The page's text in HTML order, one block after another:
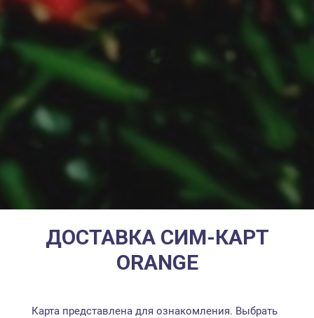
ДОСТАВКА СИМ-КАРТ
ORANGE
Карта представлена для ознакомления. Выбрать